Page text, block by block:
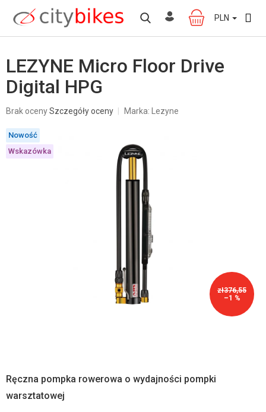
treści
KOSZYK
PLN
LEZYNE Micro Floor Drive
Digital HPG
Średnia
produktu
wynosi
0,0
Brak ocenySzczegóły oceny Marka: Lezyne
zł376,55
–1 %
Nowość
Wskazówka
Ręczna pompka rowerowa o wydajności pompki
warsztatowej